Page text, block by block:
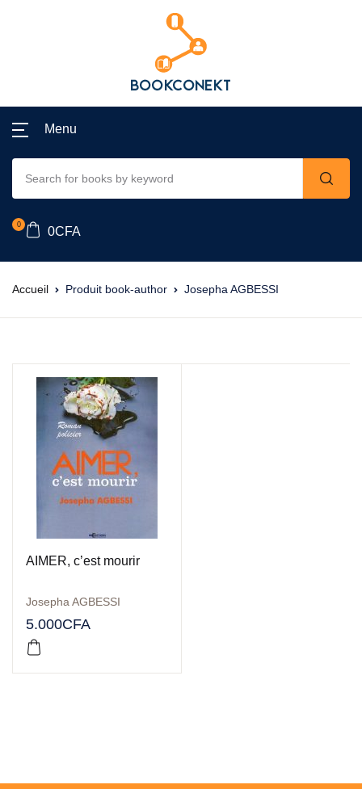
Menu
0
0CFA
Accueil Produit book-author Josepha AGBESSI
AIMER, c’est mourir
Josepha AGBESSI
5.000CFA